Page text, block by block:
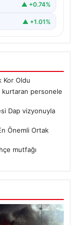
▲ +0.74%
▲ +1.01%
Kor Oldu
kurtaran personele
Dap vizyonuyla
Önemli Ortak
mutfağı